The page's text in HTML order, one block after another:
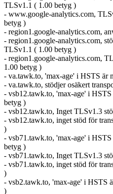
TLSv1.1 ( 1.00 betyg )
- www.google-analytics.com,
betyg )
- region1.google-analytics.com,
- region1.google-analytics.com,
TLSv1.1 ( 1.00 betyg )
- region1.google-analytics.com,
1.00 betyg )
- va.tawk.to, 'max-age' i HSTS är
- va.tawk.to, stödjer osäkert
- vsb12.tawk.to, 'max-age' i
betyg )
- vsb12.tawk.to, Inget TLSv1.3
- vsb12.tawk.to, inget stöd för
)
- vsb71.tawk.to, 'max-age' i
betyg )
- vsb71.tawk.to, Inget TLSv1.3
- vsb71.tawk.to, inget stöd för
)
- vsb2.tawk.to, 'max-age' i HSTS
)